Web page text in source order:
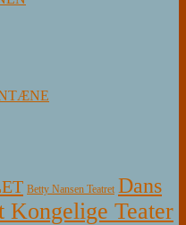
Betty Nansen Teatret Dans
Kongelige Teater